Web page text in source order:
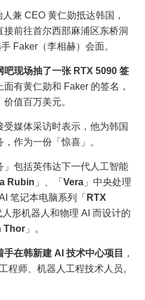
兼 CEO 黄仁勋抵达韩国，
前往首尔西部麻浦区东桥洞
Faker（李相赫）会面。
吧现场抽了一张 RTX 5090 签
面有黄仁勋和 Faker 的签名，
值百万美元。
媒体采访时表示，他为韩国
作为一份「惊喜」。
包括英伟达下一代人工智能
Rubin 」、「 Vera 」中央处理
笔记本电脑系列「 RTX
人形机器人和物理 AI 而设计的
Thor 」。
手在韩新建 AI 技术中心项目
，
程师、机器人工程技术人员。